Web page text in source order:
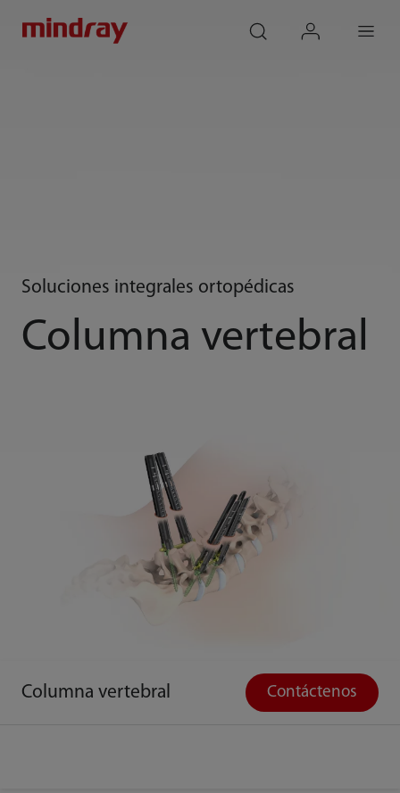
Soluciones integrales ortopédicas
Columna vertebral
Columna vertebral Contáctenos